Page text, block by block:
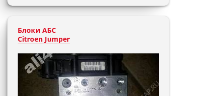
Блоки АБС
Citroen Jumper